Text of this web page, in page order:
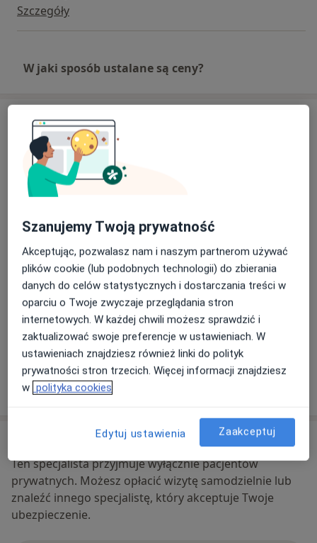
Szczegóły
W jaki sposób ustalane są ceny?
Adresy (2)
Online Adres
Dostępność
W tym gabinecie nie można umawiać wizyt przez
internet
Co mam zrobić w tej sytuacji?
Ubezpieczenia - brak akceptowanych
Ten specjalista przyjmuje wyłącznie pacjentów
prywatnych. Możesz opłacić wizytę samodzielnie lub
znaleźć innego specjalistę, który akceptuje Twoje
ubezpieczenie.
Szanujemy Twoją prywatność
Akceptując, pozwalasz nam i naszym partnerom używać
plików cookie (lub podobnych technologii) do zbierania
danych do celów statystycznych i dostarczania treści w
oparciu o Twoje zwyczaje przeglądania stron
internetowych. W każdej chwili możesz sprawdzić i
zaktualizować swoje preferencje w ustawieniach. W
ustawieniach znajdziesz również linki do polityk
prywatności stron trzecich. Więcej informacji znajdziesz
w polityka cookies
Edytuj ustawienia Zaakceptuj